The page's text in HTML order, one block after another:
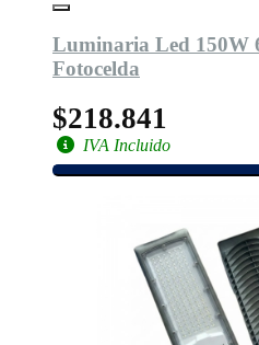
Luminaria Led 150W
Fotocelda
$218.841
IVA Incluido